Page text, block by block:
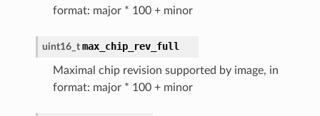
format: major * 100 + minor
uint16_t max_chip_rev_full
Maximal chip revision supported by image, in
format: major * 100 + minor